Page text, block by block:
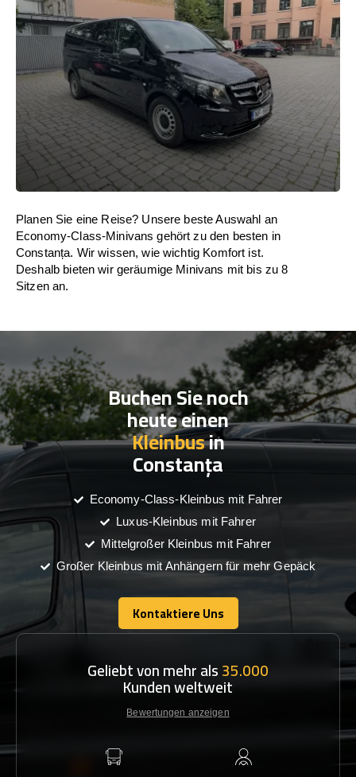
Planen Sie eine Reise? Unsere beste Auswahl an
Economy-Class-Minivans gehört zu den besten in
Constanța. Wir wissen, wie wichtig Komfort ist.
Deshalb bieten wir geräumige Minivans mit bis zu 8
Sitzen an.
Buchen Sie noch
heute einen
Kleinbusin
Constanța
Economy-Class-Kleinbus mit Fahrer
Luxus-Kleinbus mit Fahrer
Mittelgroßer Kleinbus mit Fahrer
Großer Kleinbus mit Anhängern für mehr Gepäck
Kontaktiere Uns
Kontaktiere Uns
Geliebt von mehr als35.000
Kunden weltweit
Bewertungen anzeigen